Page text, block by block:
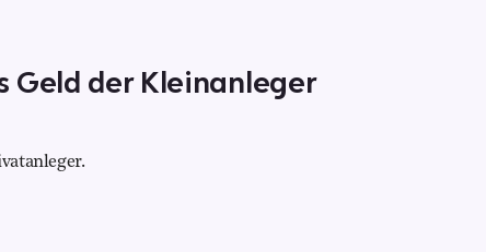
Geld der Kleinanleger